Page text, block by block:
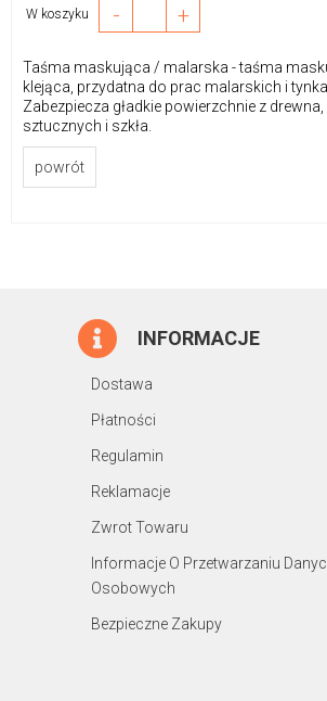
W koszyku - +
Taśma maskująca / malarska - taśma
klejąca, przydatna do prac malarskich i
Zabezpiecza gładkie powierzchnie z
sztucznych i szkła.
powrót
INFORMACJE
Dostawa
Płatności
Regulamin
Reklamacje
Zwrot Towaru
Informacje O Przetwarzaniu
Osobowych
Bezpieczne Zakupy